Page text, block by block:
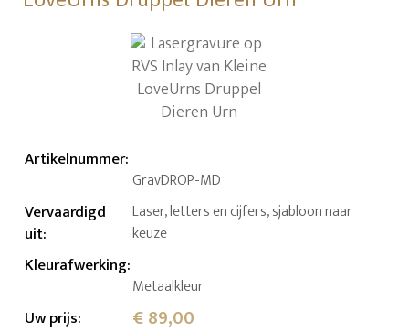
Artikelnummer:
GravDROP-MD
Vervaardigd
uit:
Laser, letters en cijfers, sjabloon naar
keuze
Kleurafwerking:
Metaalkleur
Uw prijs: € 89,00